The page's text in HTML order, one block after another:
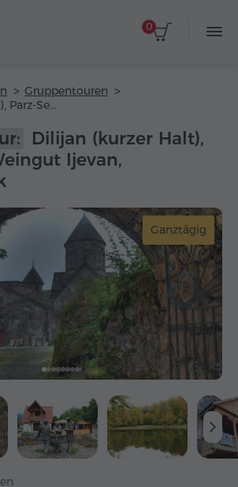
0
Gruppentouren
Dilijan (kurzer Halt), Parz-See, Weingut Ijevan, Makaravank
Dilijan (kurzer Halt),
Ijevan,
Ganztägig